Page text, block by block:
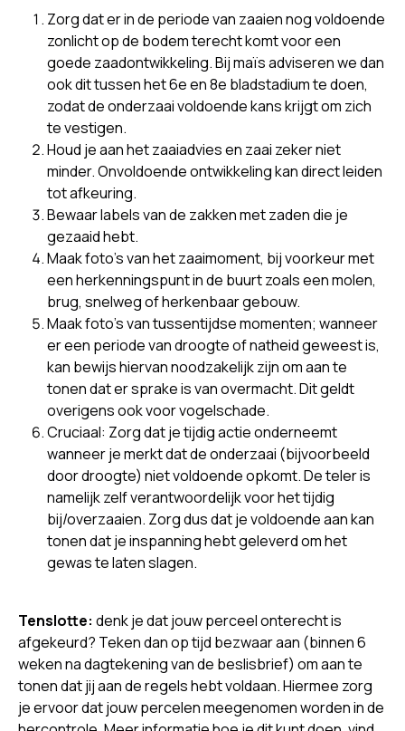
Zorg dat er in de periode van zaaien nog voldoende
zonlicht op de bodem terecht komt voor een
goede zaadontwikkeling. Bij maïs adviseren we dan
ook dit tussen het 6e en 8e bladstadium te doen,
zodat de onderzaai voldoende kans krijgt om zich
te vestigen.
Houd je aan het zaaiadvies en zaai zeker niet
minder. Onvoldoende ontwikkeling kan direct leiden
tot afkeuring.
Bewaar labels van de zakken met zaden die je
gezaaid hebt.
Maak foto’s van het zaaimoment, bij voorkeur met
een herkenningspunt in de buurt zoals een molen,
brug, snelweg of herkenbaar gebouw.
Maak foto’s van tussentijdse momenten; wanneer
er een periode van droogte of natheid geweest is,
kan bewijs hiervan noodzakelijk zijn om aan te
tonen dat er sprake is van overmacht. Dit geldt
overigens ook voor vogelschade.
Cruciaal: Zorg dat je tijdig actie onderneemt
wanneer je merkt dat de onderzaai (bijvoorbeeld
door droogte) niet voldoende opkomt. De teler is
namelijk zelf verantwoordelijk voor het tijdig
bij/overzaaien. Zorg dus dat je voldoende aan kan
tonen dat je inspanning hebt geleverd om het
gewas te laten slagen.
Tenslotte: denk je dat jouw perceel onterecht is
afgekeurd? Teken dan op tijd bezwaar aan (binnen 6
weken na dagtekening van de beslisbrief) om aan te
tonen dat jij aan de regels hebt voldaan. Hiermee zorg
je ervoor dat jouw percelen meegenomen worden in de